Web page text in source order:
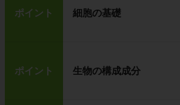
ポイント 細胞の基礎
ポイント 生物の構成成分